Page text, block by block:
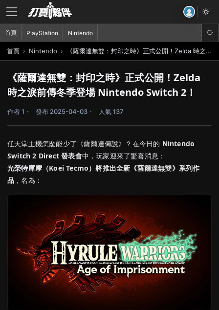
首頁 Nintendo 《薩爾達無雙：封印之時》正式公開！Zelda 時之淚前傳冬季登場 Nintendo Switch 2！
《薩爾達無雙：封印之時》正式公開！Zelda
時之淚前傳冬季登場 Nintendo Switch 2！
作者 1 發布 2025-04-03 人氣 137
任天堂主機怎麼能少了《薩爾達傳說》？在今日的 Nintendo
Switch 2 Direct 發表會中，玩家迎來了驚喜消息：
光榮特庫摩（Koei Tecmo）將推出全新《薩爾達無雙》系列作
品 ，名為：
首頁 PlayStation Nintendo